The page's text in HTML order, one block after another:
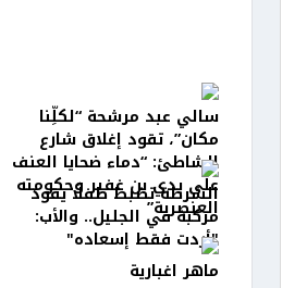
سالي عبد مرشحة “لكلِّنا
مكان”، تقود إغلاق شارع
الشاطئ: “دماء ضحايا العنف
على يدي بن غفير وحكومته
العنصرية”
الشرطة تضبط طفلًا يقود
مركبة في الجليل.. والأب:
"أردت فقط إسعاده"
ماهر اغبارية